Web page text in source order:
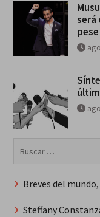
será
Breves del
Steffany